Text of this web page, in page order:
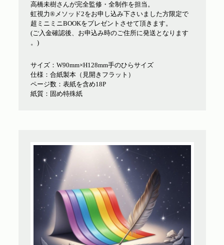
高橋未樹さんが完全監修・全制作を担当。
虹視力®︎メソッド2をお申し込み下さいました方限定で
超ミニミニBOOKをプレゼントさせて頂きます。
(ご入金確認後、お申込み時のご住所に発送となります
。)
サイズ：W90mm×H128mm手のひらサイズ
仕様：合紙製本（見開きフラット）
ページ数：表紙を含め18P
紙質：固め特殊紙